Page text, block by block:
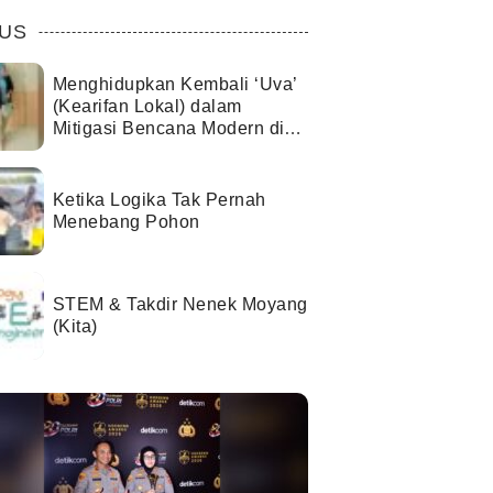
Menghidupkan Kembali ‘Uva’
(Kearifan Lokal) dalam
Mitigasi Bencana Modern di
Ketika Logika Tak Pernah
Menebang Pohon
STEM & Takdir Nenek Moyang
(Kita)